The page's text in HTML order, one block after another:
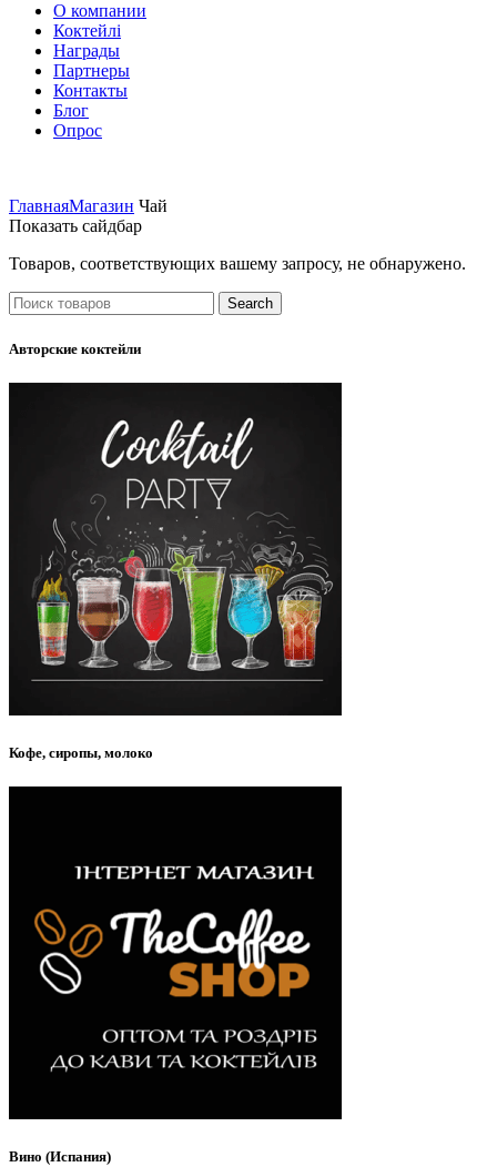
О компании
Коктейлі
Награды
Партнеры
Контакты
Блог
Опрос
ГлавнаяМагазин Чай
Показать сайдбар
Товаров, соответствующих вашему запросу, не обнаружено.
Search
Авторские коктейли
Кофе, сиропы, молоко
Вино (Испания)